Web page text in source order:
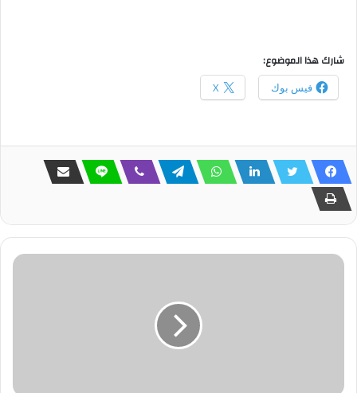
شارك هذا الموضوع:
فيس بوك X